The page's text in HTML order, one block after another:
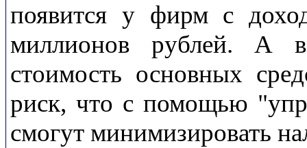
появится у фирм с
миллионов рублей. А
стоимость основных
риск, что с помощью
смогут минимизировать